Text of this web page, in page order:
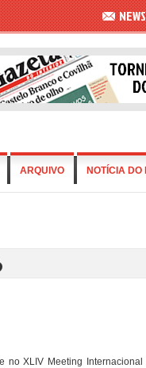
ARQUIVO NOTÍCIA DO
no XLIV Meeting Internacional